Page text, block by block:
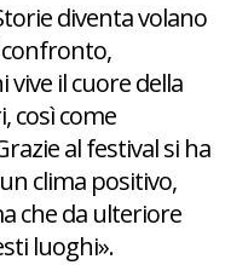
diventa volano
il cuore della
così come
al festival si ha
clima positivo,
che da ulteriore
luoghi».